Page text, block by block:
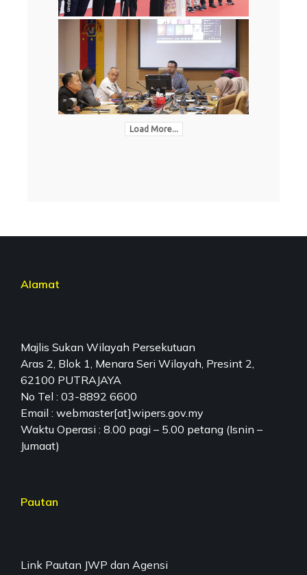
Load More...
Alamat
Majlis Sukan Wilayah Persekutuan
Aras 2, Blok 1, Menara Seri Wilayah, Presint 2,
62100 PUTRAJAYA
No Tel : 03-8892 6600
Email : webmaster[at]wipers.gov.my
Waktu Operasi : 8.00 pagi – 5.00 petang (Isnin –
Jumaat)
Pautan
Link Pautan JWP dan Agensi